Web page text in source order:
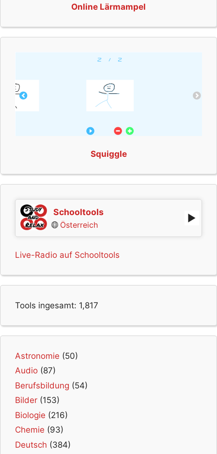
Online Lärmampel
Squiggle
Schooltools
Österreich
Live-Radio auf Schooltools
Tools ingesamt: 1,817
Astronomie (50)
Audio (87)
Berufsbildung (54)
Bilder (153)
Biologie (216)
Chemie (93)
Deutsch (384)